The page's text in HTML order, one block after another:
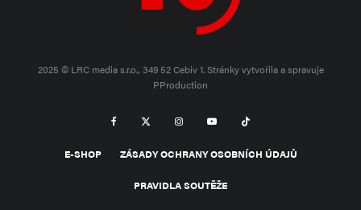
2025 © LRC media s.r.o., 349 52 Cebiv 1.Stránky vytvořila a spravuje
PProduction
E-SHOP ZÁSADY OCHRANY OSOBNÍCH ÚDAJŮ
PRAVIDLA SOUTĚŽE